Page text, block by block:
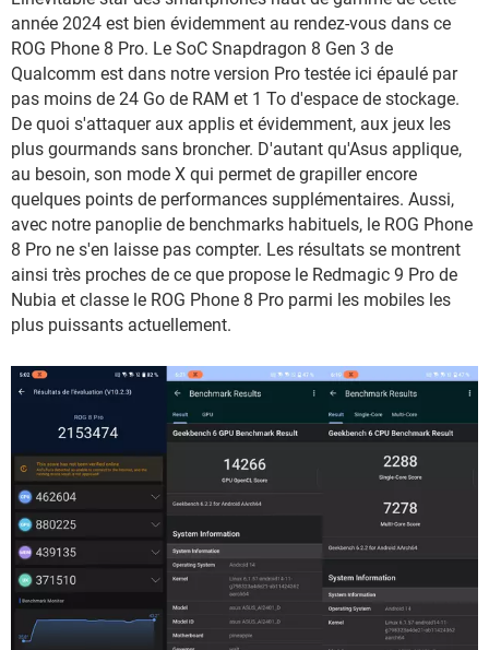
année 2024 est bien évidemment au rendez-vous dans ce
ROG Phone 8 Pro. Le SoC Snapdragon 8 Gen 3 de
Qualcomm est dans notre version Pro testée ici épaulé par
pas moins de 24 Go de RAM et 1 To d'espace de stockage.
De quoi s'attaquer aux applis et évidemment, aux jeux les
plus gourmands sans broncher. D'autant qu'Asus applique,
au besoin, son mode X qui permet de grapiller encore
quelques points de performances supplémentaires. Aussi,
avec notre panoplie de benchmarks habituels, le ROG Phone
8 Pro ne s'en laisse pas compter. Les résultats se montrent
ainsi très proches de ce que propose le Redmagic 9 Pro de
Nubia et classe le ROG Phone 8 Pro parmi les mobiles les
plus puissants actuellement.